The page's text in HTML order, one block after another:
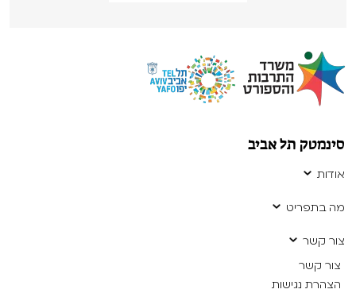
סינמטק תל אביב
אודות
מה בתפריט
צור קשר
צור קשר
הצהרת נגישות